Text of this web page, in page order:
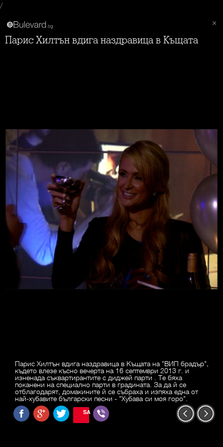
/
Парис Хилтън вдига наздравица в Къщата
Парис Хилтън вдига наздравица в Къщата на "ВИП брадър",
където влезе късно вечерта на 16 септември 2013 г. и
изненада съквартирантите с диджей парти . Те бяха
поканени на специално парти в градината. За да й се
отблагодарят, домакините й се събраха и изпяха една от
най-хубавите български песни - "Хубава си моя горо".
SAVE